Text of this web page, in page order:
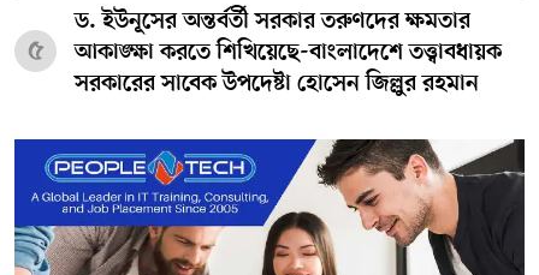
৫
ড. ইউনূসের অন্তর্বর্তী সরকার তরুণদের ক্ষমতার
আকাঙ্ক্ষা করতে শিখিয়েছে-বাংলাদেশে তত্ত্বাবধায়ক
সরকারের সাবেক উপদেষ্টা হোসেন জিল্লুর রহমান